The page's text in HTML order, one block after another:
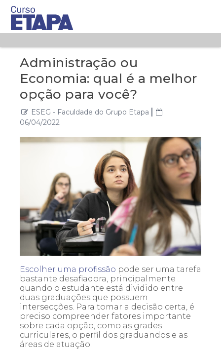
Administração ou
Economia: qual é a melhor
opção para você?
ESEG - Faculdade do Grupo Etapa
06/04/2022
Escolher uma profissão pode ser uma tarefa
bastante desafiadora, principalmente
quando o estudante está dividido entre
duas graduações que possuem
intersecções. Para tomar a decisão certa, é
preciso compreender fatores importante
sobre cada opção, como as grades
curriculares, o perfil dos graduandos e as
áreas de atuação.